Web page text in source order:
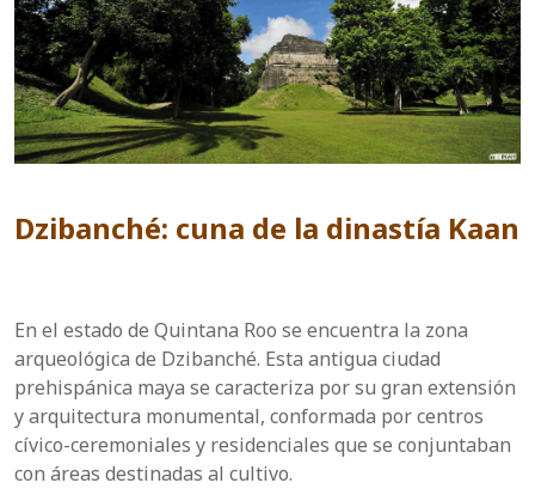
Dzibanché: cuna de la dinastía Kaan
En el estado de Quintana Roo se encuentra la zona
arqueológica de Dzibanché. Esta antigua ciudad
prehispánica maya se caracteriza por su gran extensión
y arquitectura monumental, conformada por centros
cívico-ceremoniales y residenciales que se conjuntaban
con áreas destinadas al cultivo.